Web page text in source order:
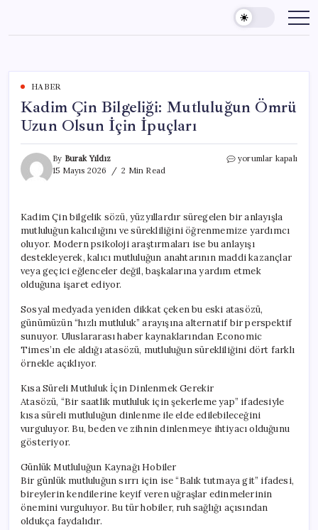
content
HABER
Kadim Çin Bilgeliği: Mutluluğun Ömrü
Uzun Olsun İçin İpuçları
By Burak Yıldız
15 Mayıs 2026
2 Min Read
Kadim
Uzun
Olsun
İçin
İpuçları
için
yorumlar kapalı
Kadim Çin bilgelik sözü, yüzyıllardır süregelen bir anlayışla
mutluluğun kalıcılığını ve sürekliliğini öğrenmemize yardımcı
oluyor. Modern psikoloji araştırmaları ise bu anlayışı
destekleyerek, kalıcı mutluluğun anahtarının maddi kazançlar
veya geçici eğlenceler değil, başkalarına yardım etmek
olduğuna işaret ediyor.
Sosyal medyada yeniden dikkat çeken bu eski atasözü,
günümüzün “hızlı mutluluk” arayışına alternatif bir perspektif
sunuyor. Uluslararası haber kaynaklarından Economic
Times’ın ele aldığı atasözü, mutluluğun sürekliliğini dört farklı
örnekle açıklıyor.
Kısa Süreli Mutluluk İçin Dinlenmek Gerekir
Atasözü, “Bir saatlik mutluluk için şekerleme yap” ifadesiyle
kısa süreli mutluluğun dinlenme ile elde edilebileceğini
vurguluyor. Bu, beden ve zihnin dinlenmeye ihtiyacı olduğunu
gösteriyor.
Günlük Mutluluğun Kaynağı Hobiler
Bir günlük mutluluğun sırrı için ise “Balık tutmaya git” ifadesi,
bireylerin kendilerine keyif veren uğraşlar edinmelerinin
önemini vurguluyor. Bu tür hobiler, ruh sağlığı açısından
oldukça faydalıdır.